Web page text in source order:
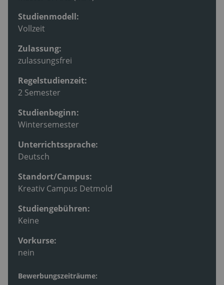
Studienmodell:
Vollzeit
Zulassung:
zulassungsfrei
Regelstudienzeit:
2 Semester
Studienbeginn:
Wintersemester
Unterrichtssprache:
Deutsch
Standort/Campus:
Kreativ Campus Detmold
Studiengebühren:
Keine
Vorkurse:
nein
Bewerbungszeiträume: